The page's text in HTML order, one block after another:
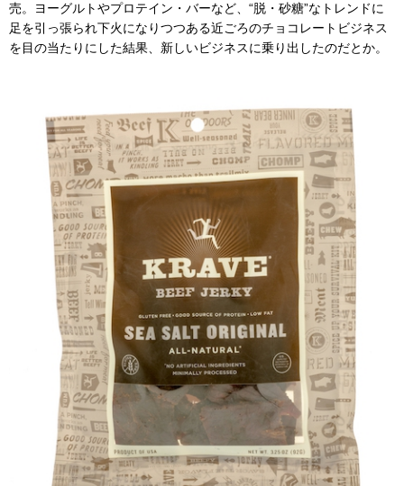
売。ヨーグルトやプロテイン・バーなど、“脱・砂糖”なトレンドに
足を引っ張られ下火になりつつある近ごろのチョコレートビジネス
を目の当たりにした結果、新しいビジネスに乗り出したのだとか。